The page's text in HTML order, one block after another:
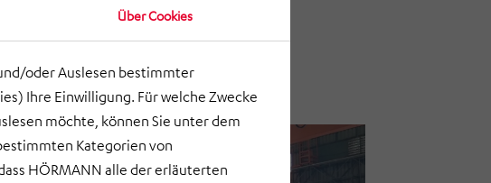
Über Cookies
oder Auslesen bestimmter
Ihre Einwilligung. Für welche Zwecke
möchte, können Sie unter dem
Kategorien von
HÖRMANN alle der erläuterten
in die vorhandene Fabrik bzw. der
und Betriebsmitteln